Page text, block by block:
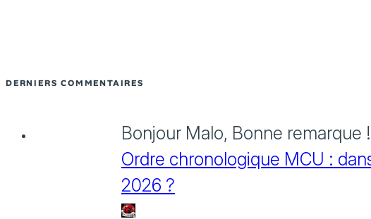
DERNIERS COMMENTAIRES
Bonjour Malo, Bonne remarque
Ordre chronologique MCU :
2026 ?